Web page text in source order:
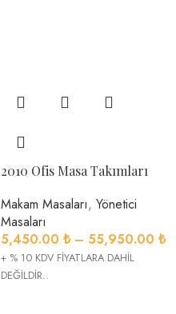
2010 Ofis Masa Takımları
Makam Masaları, Yönetici
Masaları
5,450.00 ₺ – 55,950.00 ₺
+ % 10 KDV FİYATLARA DAHİL
DEĞİLDİR..